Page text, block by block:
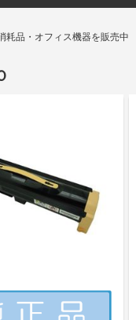
耗品・オフィス機器を販売中